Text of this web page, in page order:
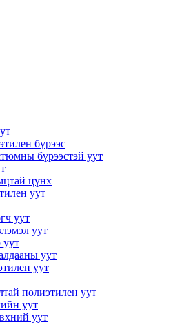
бүрээс
бүрээстэй уут
цүнх
уут
уут
уут
уут
уут
уут
полиэтилен уут
уут
уут